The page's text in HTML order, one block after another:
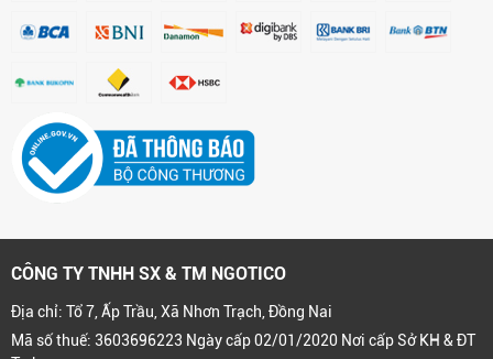
CÔNG TY TNHH SX & TM NGOTICO
Địa chỉ: Tổ 7, Ấp Trầu, Xã Nhơn Trạch, Đồng Nai
Mã số thuế: 3603696223 Ngày cấp 02/01/2020 Nơi cấp Sở KH & ĐT